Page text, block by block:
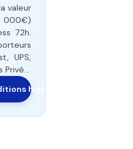
valeur
000€)
72h.
UPS,
Privé...
high-tech